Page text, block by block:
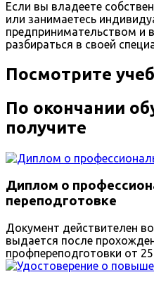
Если вы владеете
или занимаетесь
предпринимательством и
разбираться в своей
Посмотрите
По окончании
получите
Диплом о
переподготовке
Документ действителен
выдается после
профпереподготовки от